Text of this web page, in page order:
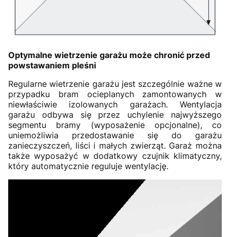
Optymalne wietrzenie garażu może chronić przed
powstawaniem pleśni
Regularne wietrzenie garażu jest szczególnie ważne w
przypadku bram ocieplanych zamontowanych w
niewłaściwie izolowanych garażach. Wentylacja
garażu odbywa się przez uchylenie najwyższego
segmentu bramy (wyposażenie opcjonalne), co
uniemożliwia przedostawanie się do garażu
zanieczyszczeń, liści i małych zwierząt. Garaż można
także wyposażyć w dodatkowy czujnik klimatyczny,
który automatycznie reguluje wentylację.